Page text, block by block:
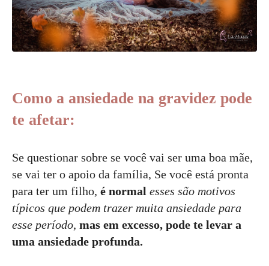
Como a ansiedade na gravidez pode
te afetar:
Se questionar sobre se você vai ser uma boa mãe,
se vai ter o apoio da família, Se você está pronta
para ter um filho, é normal esses são motivos
típicos que podem trazer muita ansiedade para
esse período, mas em excesso, pode te levar a
uma ansiedade profunda.